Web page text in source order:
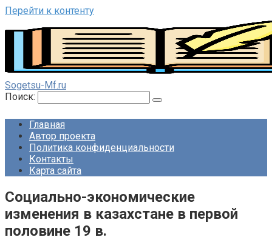
Перейти к контенту
Sogetsu-Mf.ru
Поиск:
Главная
Автор проекта
Политика конфиденциальности
Контакты
Карта сайта
Социально-экономические
изменения в казахстане в первой
половине 19 в.